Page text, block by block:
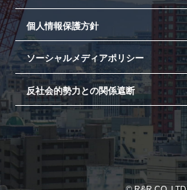
個人情報保護方針
ソーシャルメディアポリシー
反社会的勢力との関係遮断